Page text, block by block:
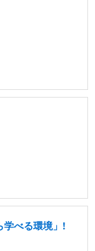
学べる環境」!